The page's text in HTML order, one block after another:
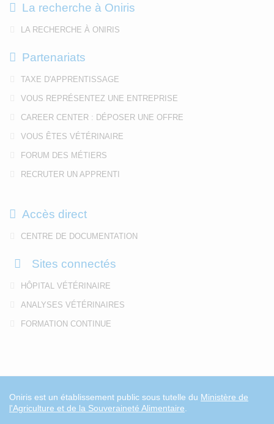
La recherche à Oniris
LA RECHERCHE À ONIRIS
Partenariats
TAXE D'APPRENTISSAGE
VOUS REPRÉSENTEZ UNE ENTREPRISE
CAREER CENTER : DÉPOSER UNE OFFRE
VOUS ÊTES VÉTÉRINAIRE
FORUM DES MÉTIERS
RECRUTER UN APPRENTI
Accès direct
CENTRE DE DOCUMENTATION
Sites connectés
HÔPITAL VÉTÉRINAIRE
ANALYSES VÉTÉRINAIRES
FORMATION CONTINUE
Oniris est un établissement public sous tutelle du Ministère de
l'Agriculture et de la Souveraineté Alimentaire